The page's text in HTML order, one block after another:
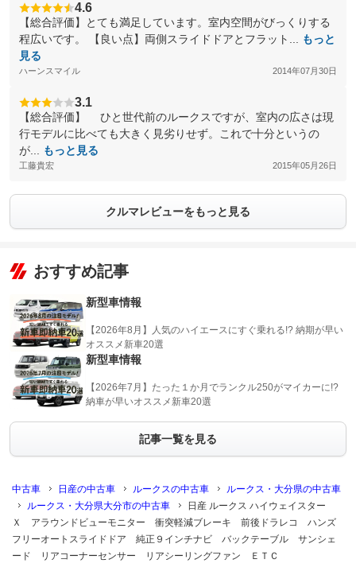
4.6
【総合評価】とても満足しています。室内空間がびっくりする
程広いです。 【良い点】両側スライドドアとフラット...
もっと
見る
ハーンスマイル 2014年07月30日
3.1
【総合評価】 ひと世代前のルークスですが、室内の広さは現
行モデルに比べても大きく見劣りせず。これで十分というの
が...
もっと見る
工藤貴宏 2015年05月26日
クルマレビューをもっと見る
おすすめ記事
新型車情報
【2026年8月】人気のハイエースにすぐ乗れる!? 納期が早い
オススメ新車20選
新型車情報
【2026年7月】たった１か月でランクル250がマイカーに!?
納車が早いオススメ新車20選
記事一覧を見る
中古車 日産の中古車 ルークスの中古車
ルークス・大分県の中古車
ルークス・大分県大分市の中古車
日産 ルークス ハイウェイスター
Ｘ アラウンドビューモニター 衝突軽減ブレーキ 前後ドラレコ ハンズ
フリーオートスライドドア 純正９インチナビ バックテーブル サンシェ
ード リアコーナーセンサー リアシーリングファン ＥＴＣ